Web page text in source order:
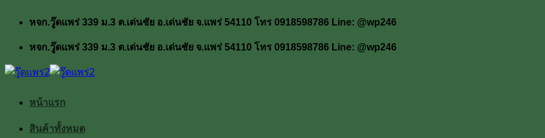
หจก.วู๊ดแพร่ 339 ม.3 ต.เด่นชัย อ.เด่นชัย จ.แพร่ 54110 โทร 0918598786 Line: @wp246
หจก.วู๊ดแพร่ 339 ม.3 ต.เด่นชัย อ.เด่นชัย จ.แพร่ 54110 โทร 0918598786 Line: @wp246
หน้าแรก
สินค้าทั้งหมด